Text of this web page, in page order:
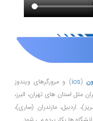
(
ios) و مرورگرهای ویندوز
مثل استان های تهران، البرز،
اردبیل، مازندران (ساری)،